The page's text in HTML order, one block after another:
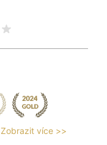
Zobrazit více >>